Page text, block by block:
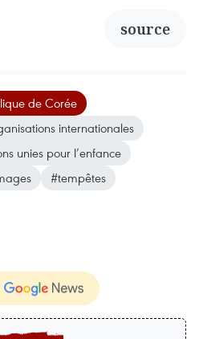
source
de Corée
internationales
unies pour l’enfance
#tempêtes